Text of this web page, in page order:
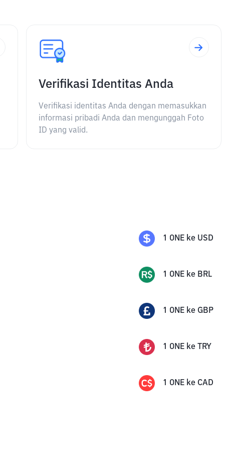
Verifikasi Identitas Anda
Verifikasi identitas Anda dengan memasukkan
informasi pribadi Anda dan mengunggah Foto
ID yang valid.
1 ONE ke USD
1 ONE ke BRL
1 ONE ke GBP
1 ONE ke TRY
1 ONE ke CAD